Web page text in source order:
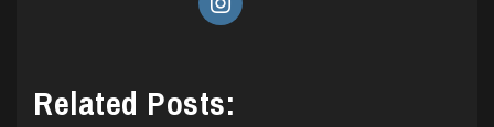
Related Posts: